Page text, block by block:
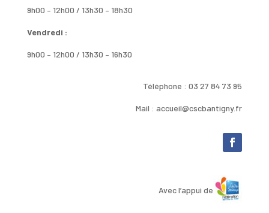
9h00 – 12h00 / 13h30 – 18h30
Vendredi :
9h00 – 12h00 / 13h30 – 16h30
Téléphone : 03 27 84 73 95
Mail : accueil@cscbantigny.fr
Avec l’appui de